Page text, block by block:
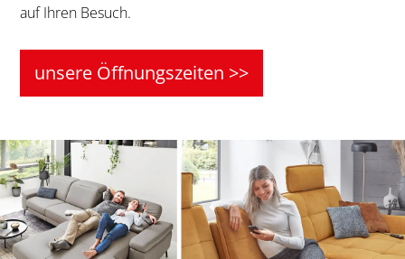
auf Ihren Besuch.
unsere Öffnungszeiten >>